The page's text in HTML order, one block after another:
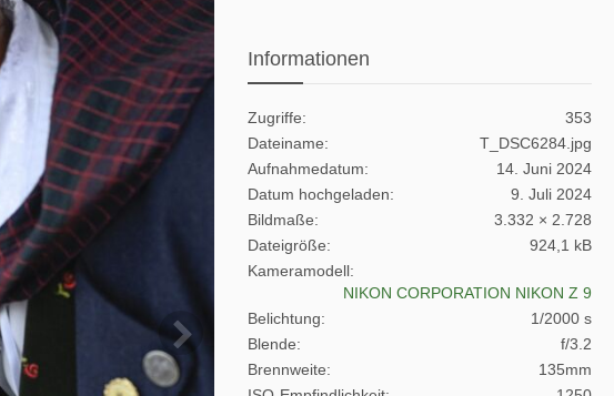
Informationen
Zugriffe
353
Dateiname
T_DSC6284.jpg
Aufnahmedatum
14. Juni 2024
Datum hochgeladen
9. Juli 2024
Bildmaße
3.332 × 2.728
Dateigröße
924,1 kB
Kameramodell
NIKON CORPORATION NIKON Z 9
Belichtung
1/2000 s
Blende
f/3.2
Brennweite
135mm